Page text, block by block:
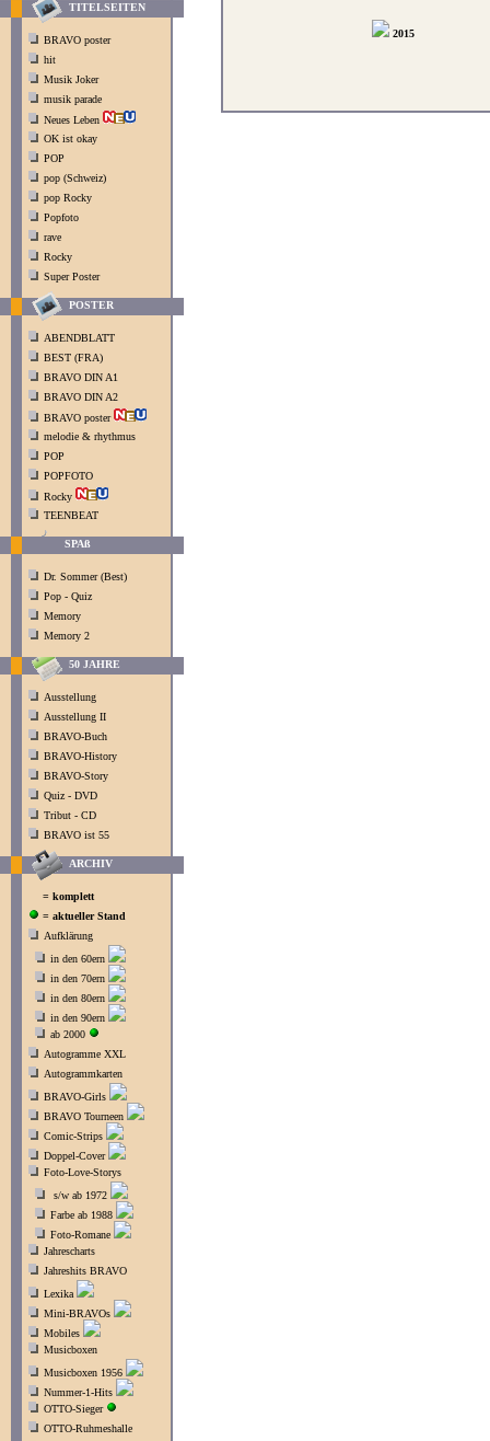
TITELSEITEN
BRAVO poster
hit
Musik Joker
musik parade
Neues Leben
OK ist okay
POP
pop (Schweiz)
pop Rocky
Popfoto
rave
Rocky
Super Poster
POSTER
ABENDBLATT
BEST (FRA)
BRAVO DIN A1
BRAVO DIN A2
BRAVO poster
melodie & rhythmus
POP
POPFOTO
Rocky
TEENBEAT
SPAß
Dr. Sommer (Best)
Pop - Quiz
Memory
Memory 2
50 JAHRE
Ausstellung
Ausstellung II
BRAVO-Buch
BRAVO-History
BRAVO-Story
Quiz - DVD
Tribut - CD
BRAVO ist 55
ARCHIV
= komplett
= aktueller Stand
Aufklärung
in den 60ern
in den 70ern
in den 80ern
in den 90ern
ab 2000
Autogramme XXL
Autogrammkarten
BRAVO-Girls
BRAVO Tourneen
Comic-Strips
Doppel-Cover
Foto-Love-Storys
s/w ab 1972
Farbe ab 1988
Foto-Romane
Jahrescharts
Jahreshits BRAVO
Lexika
Mini-BRAVOs
Mobiles
Musicboxen
Musicboxen 1956
Nummer-1-Hits
OTTO-Sieger
OTTO-Ruhmeshalle
2015